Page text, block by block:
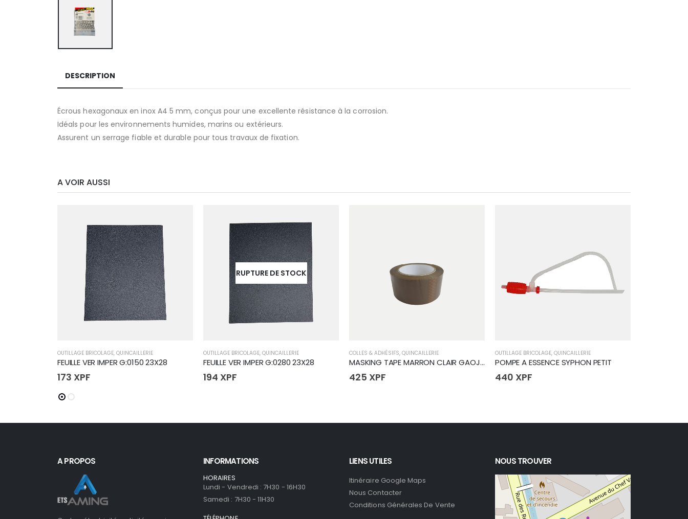
DESCRIPTION
Écrous hexagonaux en inox A4 5 mm, conçus pour une excellente résistance à la corrosion.
Idéals pour les environnements humides, marins ou extérieurs.
Assurent un serrage fiable et durable pour tous travaux de fixation.
A VOIR AUSSI
OUTILLAGE BRICOLAGE, QUINCAILLERIE
FEUILLE VER IMPER G:0150 23X28
173 XPF
RUPTURE DE STOCK
OUTILLAGE BRICOLAGE, QUINCAILLERIE
FEUILLE VER IMPER G:0280 23X28
194 XPF
COLLES & ADHÉSIFS, QUINCAILLERIE
MASKING TAPE MARRON CLAIR GAOJI 50M
425 XPF
OUTILLAGE BRICOLAGE, QUINCAILLERIE
POMPE A ESSENCE SYPHON PETIT
440 XPF
A PROPOS INFORMATIONS
HORAIRES
Lundi - Vendredi : 7H30 - 16H30
Samedi : 7H30 - 11H30
LIENS UTILES
Itinéraire Google Maps
Nous Contacter
Conditions Générales De Vente
NOUS TROUVER